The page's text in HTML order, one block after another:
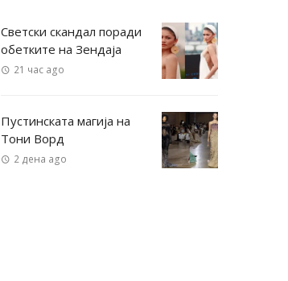
Светски скандал поради
обетките на Зендаја
21 час ago
Пустинската магија на
Тони Ворд
2 дена ago